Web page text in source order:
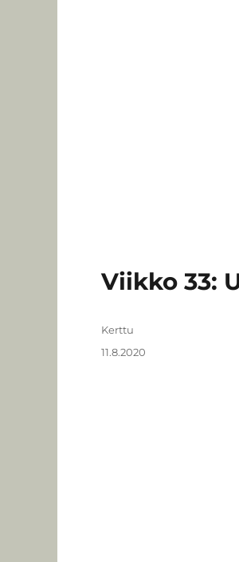
Viikko 33:
Kirjoittaja
Kerttu
Julkaistu
11.8.2020